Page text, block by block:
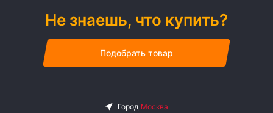
Не знаешь, что купить?
Подобрать товар